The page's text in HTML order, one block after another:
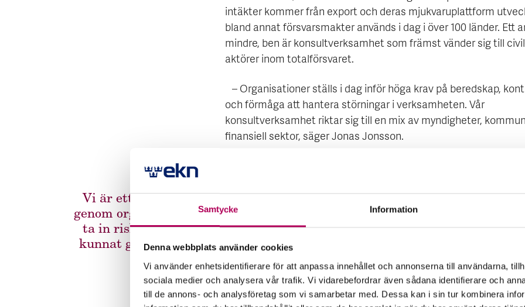
Samtycke Information
Denna webbplats använder cookies
Vi använder enhetsidentifierare för att anpassa innehållet och annonserna till användarna,
sociala medier och analysera vår trafik. Vi vidarebefordrar även sådana identifierare och
till de annons- och analysföretag som vi samarbetar med. Dessa kan i sin tur kombinera
intäkter kommer från export och deras mjukvaruplattform
bland annat försvarsmakter används i dag i över 100 länder. Ett
mindre, ben är konsultverksamhet som främst vänder sig till
aktörer inom totalförsvaret.
– Organisationer ställs i dag inför höga krav på beredskap,
och förmåga att hantera störningar i verksamheten. Vår
konsultverksamhet riktar sig till en mix av myndigheter,
finansiell sektor, säger Jonas Jonsson.
Vi är ett företag som ända sedan starten växt
genom organisk kassagenerering, inte genom att
ta in riskkapital. Med stödet från EKN har vi
kunnat göra det på ett schysst sätt som passar
oss.
Jonas Jonsson, VD, 4C Strategies